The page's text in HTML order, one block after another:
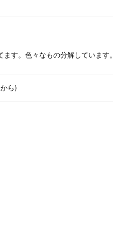
す。色々なもの分解しています。
ら)